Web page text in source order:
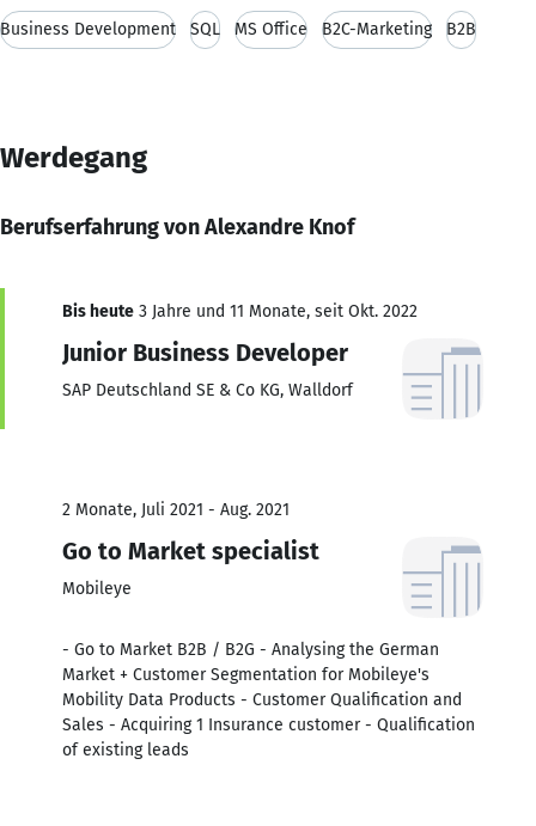
Business Development SQL MS Office B2C-Marketing B2B
Werdegang
Berufserfahrung von Alexandre Knof
Bis heute 3 Jahre und 11 Monate, seit Okt. 2022
Junior Business Developer
SAP Deutschland SE & Co KG, Walldorf
2 Monate, Juli 2021 - Aug. 2021
Go to Market specialist
Mobileye
- Go to Market B2B / B2G - Analysing the German
Market + Customer Segmentation for Mobileye's
Mobility Data Products - Customer Qualification and
Sales - Acquiring 1 Insurance customer - Qualification
of existing leads